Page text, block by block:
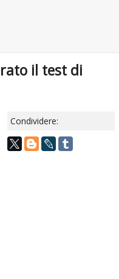
il test di
Condividere: